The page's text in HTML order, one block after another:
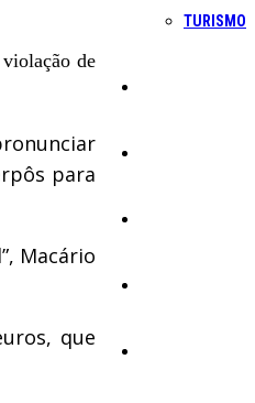
TURISMO
de
para
Macário
que